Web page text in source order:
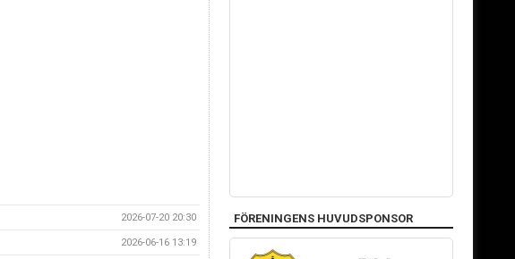
2026-07-20 20:30
2026-06-16 13:19
FÖRENINGENS HUVUDSPONSOR